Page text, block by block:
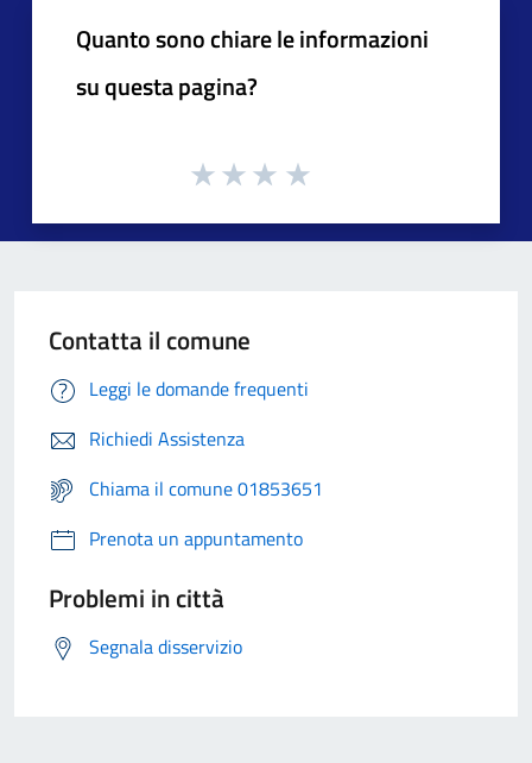
Quanto sono chiare le informazioni
su questa pagina?
Contatta il comune
Leggi le domande frequenti
Richiedi Assistenza
Chiama il comune 01853651
Prenota un appuntamento
Problemi in città
Segnala disservizio